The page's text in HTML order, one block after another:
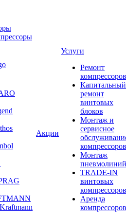
Акции
Услуги
Ремонт
компрессоров
Капитальный
ремонт
винтовых
блоков
Монтаж и
сервисное
компрессоров
Монтаж
пневмолиний
TRADE-IN
винтовых
компрессоров
Аренда
компрессоров